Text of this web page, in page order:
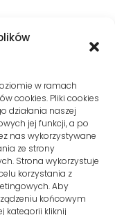
w ramach
cookies. Pliki cookies
działania naszej
jej funkcji, a po
nas wykorzystywane
ze strony
Strona wykorzystuje
korzystania z
Aby
końcowym
kategorii kliknij